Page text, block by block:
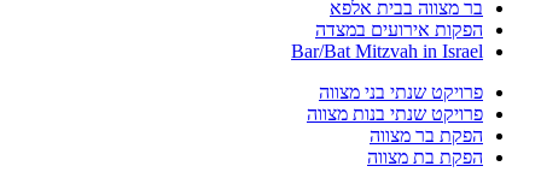
בר מצווה בבית אלפא
הפקות אירועים במצדה
Bar/Bat Mitzvah in Israel
פרויקט שנתי בני מצווה
פרויקט שנתי בנות מצווה
הפקת בר מצווה
הפקת בת מצווה